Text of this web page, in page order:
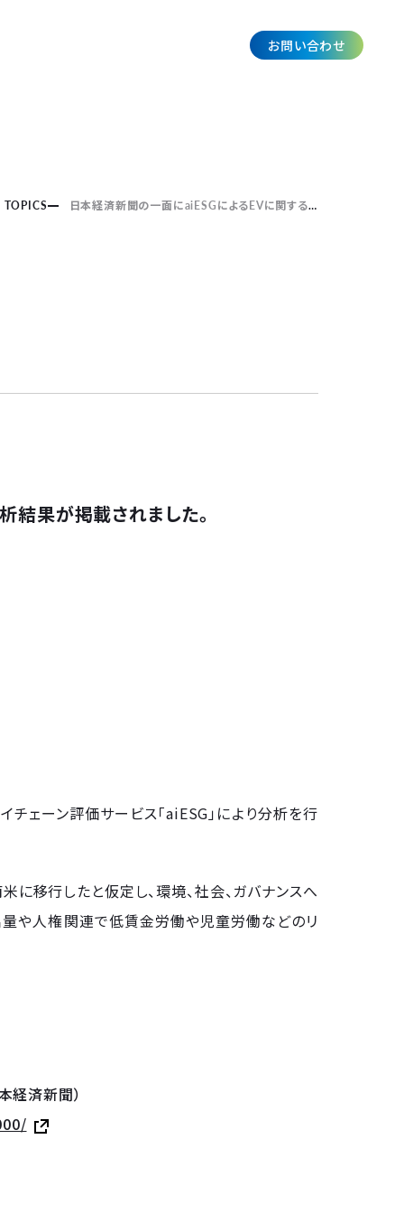
お問い合わせ
TOPICS 日本経済新聞の一面にaiESGによるEVに関する分析結果が掲載されました。
結果が掲載されました。
ェーン評価サービス「aiESG」により分析を行
に移行したと仮定し、環境、社会、ガバナンスへ
や人権関連で低賃金労働や児童労働などのリ
済新聞）